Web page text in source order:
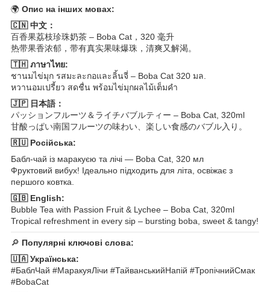
🌍 Опис на інших мовах:
🇨🇳 中文：
百香果荔枝珍珠奶茶 – Boba Cat，320 毫升
热带果香浓郁，带有真实果味爆珠，清爽又解渴。
🇹🇭 ภาษาไทย:
ชานมไข่มุก รสมะละกอและลิ้นจี่ – Boba Cat 320 มล.
หวานอมเปรี้ยว สดชื่น พร้อมไข่มุกผลไม้เต็มคำ
🇯🇵 日本語：
パッションフルーツ＆ライチバブルティー – Boba Cat, 320ml
甘酸っぱい南国フルーツの味わい、楽しい食感のバブル入り。
🇷🇺 Російська:
Бабл-чай із маракуєю та лічі — Boba Cat, 320 мл
Фруктовий вибух! Ідеально підходить для літа, освіжає з
першого ковтка.
🇬🇧 English:
Bubble Tea with Passion Fruit & Lychee – Boba Cat, 320ml
Tropical refreshment in every sip – bursting boba, sweet & tangy!
🔎 Популярні ключові слова:
🇺🇦 Українська:
#БаблЧай #МаракуяЛічи #ТайванськийНапій #ТропічнийСмак
#BobaCat